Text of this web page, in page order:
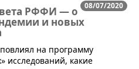
08/07/2020
РФФИ — о
и новых
на программу
исследований, какие